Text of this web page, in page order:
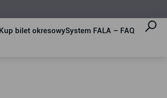
Kup bilet okresowySystem FALA – FAQ